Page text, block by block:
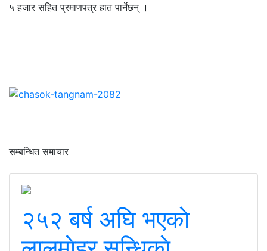
५ हजार सहित प्रमाणपत्र हात पार्नेछन् ।
सम्बन्धित समाचार
२५२ बर्ष अघि भएकाे